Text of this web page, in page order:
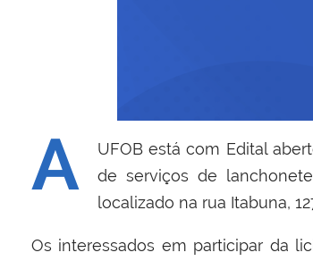
A
UFOB está com Edital
de serviços de
localizado na rua Itabuna,
Os interessados em participar da